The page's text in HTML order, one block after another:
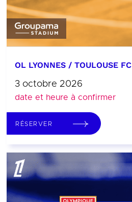
OL LYONNES / TOULOUSE FC
3 octobre 2026
date et heure à confirmer
RÉSERVER